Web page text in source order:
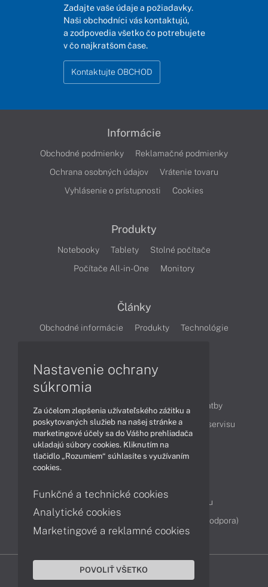
Zadajte vaše údaje a požiadavky.
Naši obchodníci vás kontaktujú,
a zodpovedia všetko čo potrebujete
v čo najkratšom čase.
Kontaktujte OBCHOD
Informácie
Obchodné podmienky
Reklamačné podmienky
Ochrana osobných údajov
Vrátenie tovaru
Vyhlásenie o prístupnosti
Cookies
Produkty
Notebooky Tablety
Stolné počítače
Počítače All-in-One
Monitory
Články
Obchodné informácie Produkty
Technológie
Ako nakupovať
Možnosti doručenia a platby
Podpora a servis
Servisné služby Cenník servisu
Kontakty
Reklamácia tovaru
Diagnostiky online
TeamViewer (vzdialená podpora)
Nastavenie ochrany
súkromia
Za účelom zlepšenia užívateľského zážitku a
poskytovaných služieb na našej stránke a
marketingové účely sa do Vášho prehliadača
ukladajú súbory cookies. Kliknutím na
tlačidlo „Rozumiem“ súhlasíte s využívaním
cookies.
Funkčné a technické cookies
Analytické cookies
Marketingové a reklamné cookies
POVOLIŤ VŠETKO